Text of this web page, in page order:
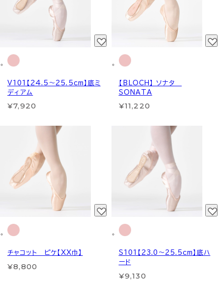
V101【24.5～25.5cm】底ミ
ディアム
¥7,920
【BLOCH】 ソナタ
SONATA
¥11,220
チャコット ピケ【XX巾】
¥8,800
S101【23.0～25.5cm】底ハ
ード
¥9,130